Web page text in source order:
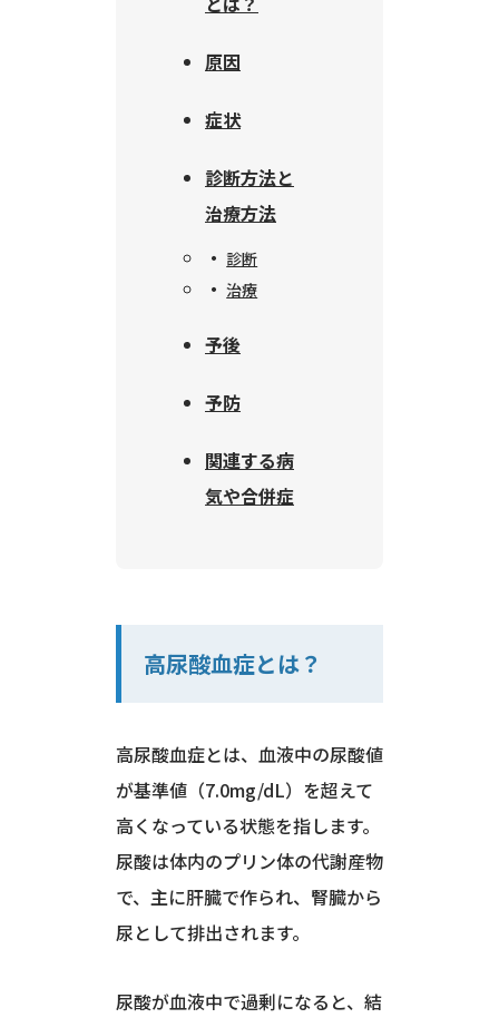
原因
症状
診断方法と
治療方法
診断
治療
予後
予防
関連する病
気や合併症
高尿酸血症とは？
高尿酸血症とは、血液中の尿酸値
が基準値（7.0mg/dL）を超えて
高くなっている状態を指します。
尿酸は体内のプリン体の代謝産物
で、主に肝臓で作られ、腎臓から
尿として排出されます。
尿酸が血液中で過剰になると、結